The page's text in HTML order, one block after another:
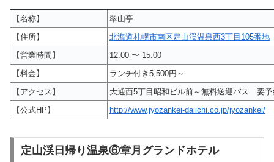
【名称】
翠山亭
【住所】
北海道札幌市南区定山渓温泉西3丁目105番地
【営業時間】
12:00 〜 15:00
【料金】
ランチ付き5,500円～
【アクセス】
大通西5丁目昭和ビル前～無料送迎バス 要予
【公式HP】
http://www.jyozankei-daiichi.co.jp/jyozankei/
定山渓日帰り温泉⑥章月グランドホテル